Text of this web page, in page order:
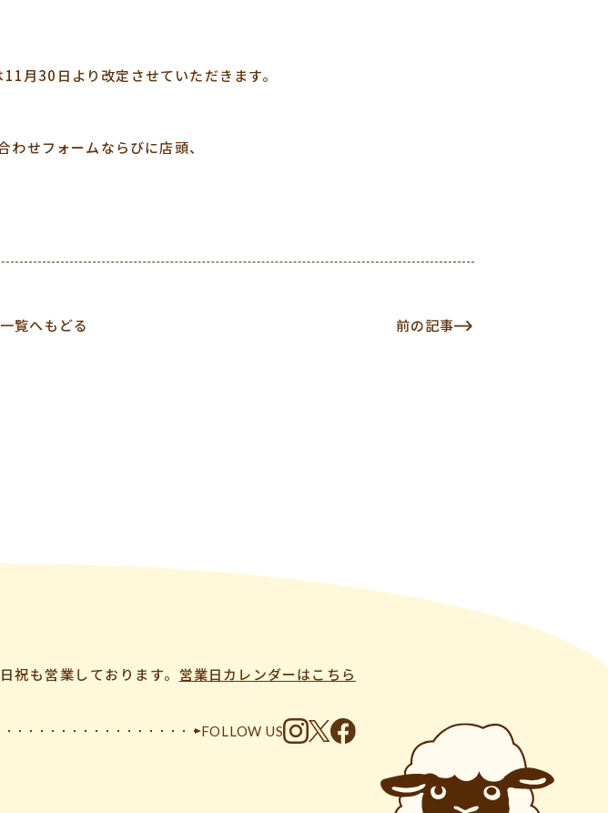
月30日より改定させていただきます。
せフォームならびに店頭、
前の記事
一覧へもどる
祝も営業しております。 営業日カレンダーはこちら
FOLLOW US